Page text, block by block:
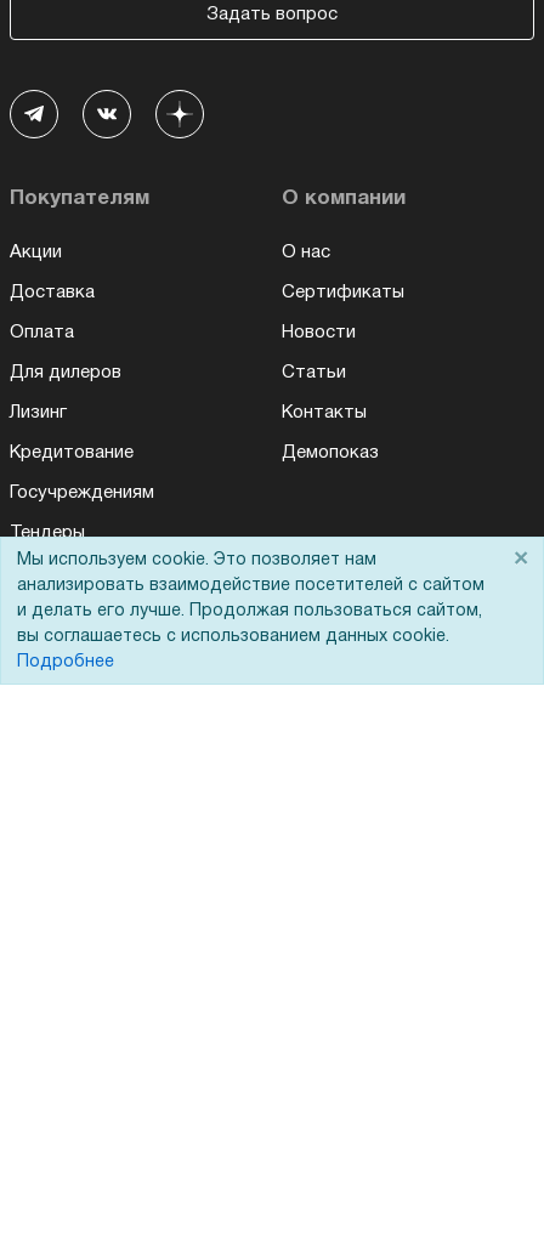
Задать вопрос
Покупателям
Акции
Доставка
Оплата
Для дилеров
Лизинг
Кредитование
Госучреждениям
Тендеры
ЭДО
О компании
О нас
Сертификаты
Новости
Статьи
Контакты
Демопоказ
Мы используем cookie. Это позволяет нам
анализировать взаимодействие посетителей с сайтом
и делать его лучше. Продолжая пользоваться сайтом,
вы соглашаетесь с использованием данных cookie.
Подробнее
×